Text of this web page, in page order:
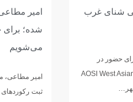
امیر مطاعی: فاصله ما با رقبای
شده؛ برای خلق شگفتی در
امیر مطاعی، ملی‌پوش شنای ایران که در
ثبت رکوردهای ارزشمند در رقابت‌های